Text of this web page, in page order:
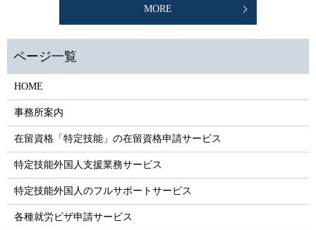
MORE
HOME
事務所案内
在留資格「特定技能」の在留資格申請サービス
特定技能外国人支援業務サービス
特定技能外国人のフルサポートサービス
各種就労ビザ申請サービス